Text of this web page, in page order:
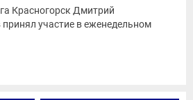
Красногорск Дмитрий
участие в еженедельном